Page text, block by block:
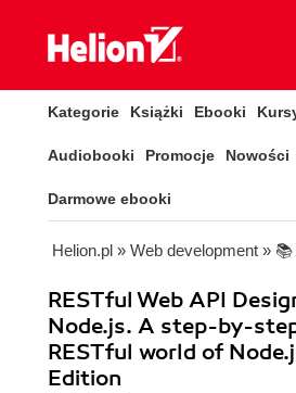
Kategorie Książki Ebooki
Audiobooki Promocje Nowości
Darmowe ebooki
Helion.pl » Web development » 📚
RESTful Web API
Node.js. A step-by-
RESTful world of
Edition